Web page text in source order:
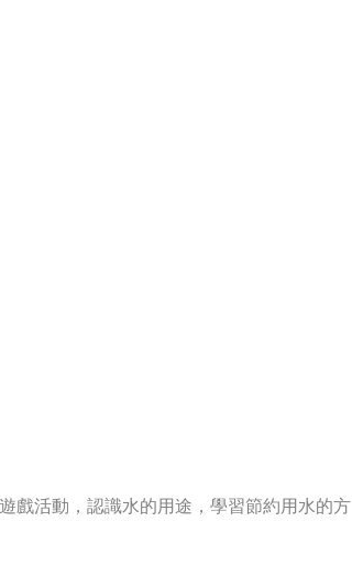
戲活動，認識水的用途，學習節約用水的方